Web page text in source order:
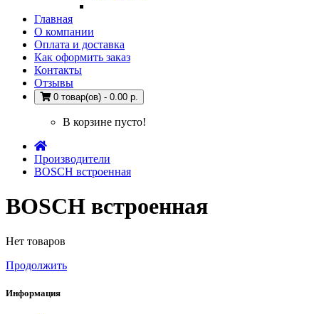
Главная
О компании
Оплата и доставка
Как оформить заказ
Контакты
Отзывы
0 товар(ов) - 0.00 р.
В корзине пусто!
Производители
BOSCH встроенная
BOSCH встроенная
Нет товаров
Продолжить
Информация